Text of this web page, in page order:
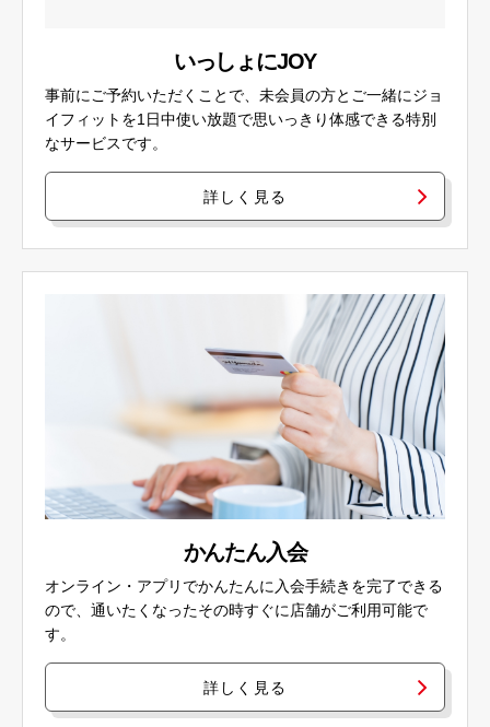
いっしょにJOY
事前にご予約いただくことで、未会員の方とご一緒にジョ
イフィットを1日中使い放題で思いっきり体感できる特別
なサービスです。
詳しく見る
かんたん入会
オンライン・アプリでかんたんに入会手続きを完了できる
ので、通いたくなったその時すぐに店舗がご利用可能で
す。
詳しく見る